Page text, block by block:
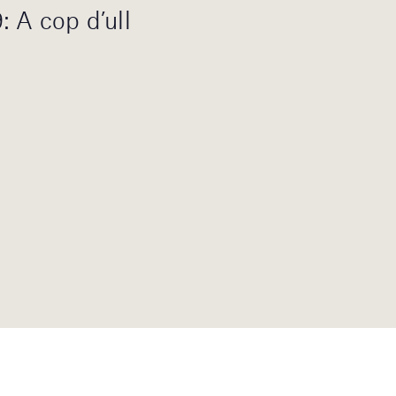
A cop d’ull